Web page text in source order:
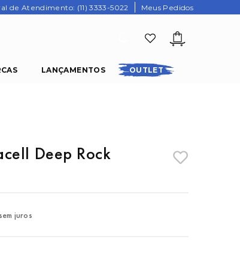
de Atendimento: (11) 3333-5022 Meus Pedidos
LANÇAMENTOS OUTLET
Deep Rock
sem juros